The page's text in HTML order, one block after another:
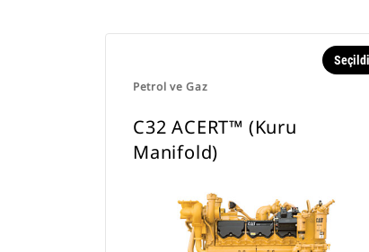
Petrol ve Gaz
Seçildi
C32 ACERT™ (Kuru
Manifold)